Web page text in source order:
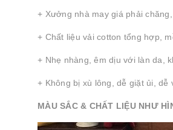
+ Xưởng nhà may giá phải
+ Chất liệu vải cotton tổng hợp,
+ Nhẹ nhàng, êm dịu với làn da,
+ Không bị xù lông, dễ giặt ủi, dễ
MÀU SẮC & CHẤT LIỆU NHƯ